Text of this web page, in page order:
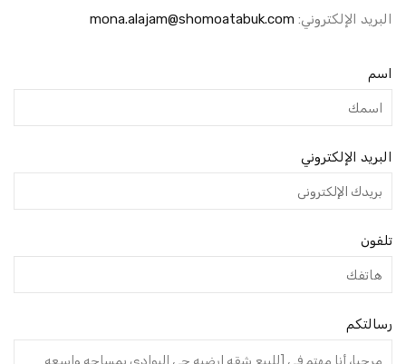
البريد الإلكتروني: mona.alajam@shomoatabuk.com
اسم
البريد الإلكتروني
تلفون
رسالتكم